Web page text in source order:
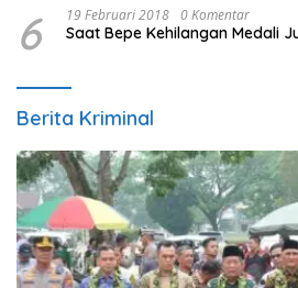
6 19 Februari 2018 0 Komentar
Saat Bepe Kehilangan Medali
Berita Kriminal